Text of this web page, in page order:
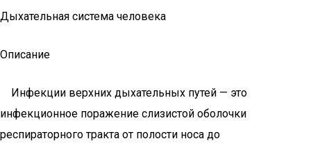
Дыхательная система человека
Описание
Инфекции верхних дыхательных путей — это
инфекционное поражение слизистой оболочки
респираторного тракта от полости носа до